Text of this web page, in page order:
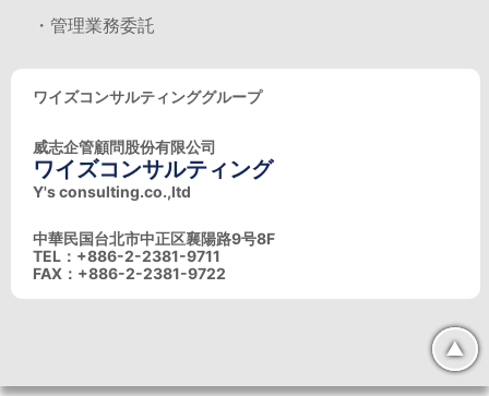
・管理業務委託
ワイズコンサルティンググループ
威志企管顧問股份有限公司
ワイズコンサルティング
Y's consulting.co.,ltd
中華民国台北市中正区襄陽路9号8F
TEL：+886-2-2381-9711
FAX：+886-2-2381-9722
▲